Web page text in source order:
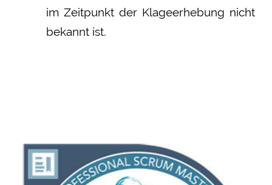
im Zeitpunkt der Klageerhebung nicht
bekannt ist.